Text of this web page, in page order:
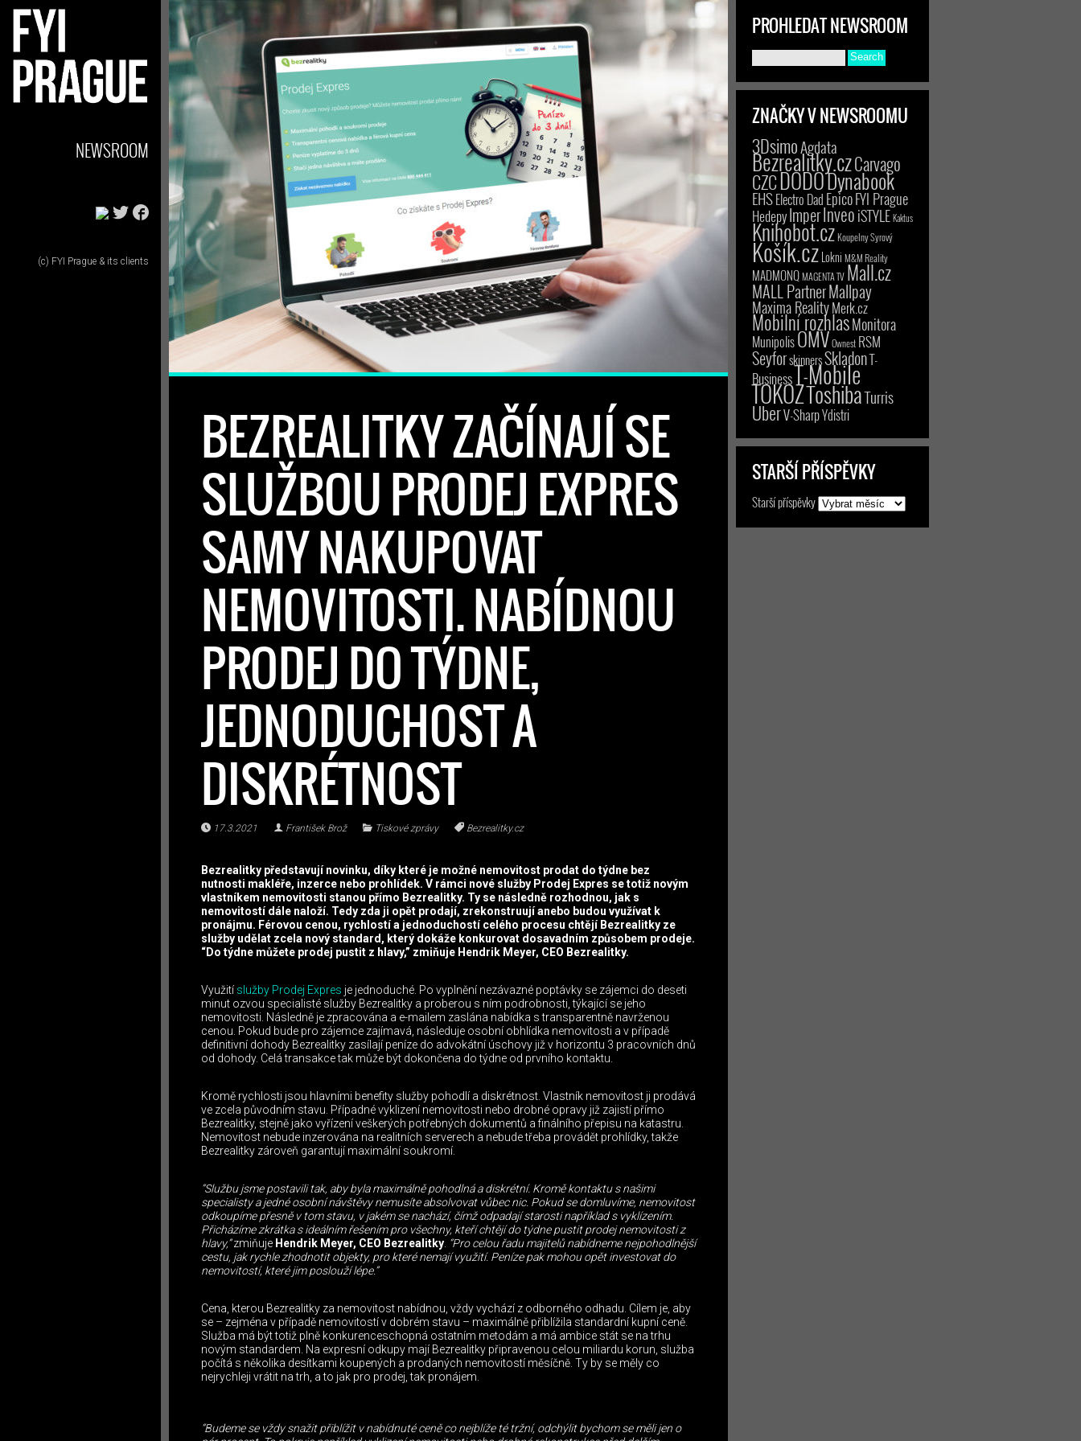
NEWSROOM
(c) FYI Prague & its clients
BEZREALITKY ZAČÍNAJÍ SE
SLUŽBOU PRODEJ EXPRES
SAMY NAKUPOVAT
NEMOVITOSTI. NABÍDNOU
PRODEJ DO TÝDNE,
JEDNODUCHOST A
DISKRÉTNOST
17.3.2021 František Brož Tiskové zprávy Bezrealitky.cz
Bezrealitky představují novinku, díky které je možné nemovitost prodat do týdne bez
nutnosti makléře, inzerce nebo prohlídek. V rámci nové služby Prodej Expres se totiž novým
vlastníkem nemovitosti stanou přímo Bezrealitky. Ty se následně rozhodnou, jak s
nemovitostí dále naloží. Tedy zda ji opět prodají, zrekonstruují anebo budou využívat k
pronájmu. Férovou cenou, rychlostí a jednoduchostí celého procesu chtějí Bezrealitky ze
služby udělat zcela nový standard, který dokáže konkurovat dosavadním způsobem prodeje.
“Do týdne můžete prodej pustit z hlavy,” zmiňuje Hendrik Meyer, CEO Bezrealitky.
Využití služby Prodej Expres je jednoduché. Po vyplnění nezávazné poptávky se zájemci do deseti
minut ozvou specialisté služby Bezrealitky a proberou s ním podrobnosti, týkající se jeho
nemovitosti. Následně je zpracována a e-mailem zaslána nabídka s transparentně navrženou
cenou. Pokud bude pro zájemce zajímavá, následuje osobní obhlídka nemovitosti a v případě
definitivní dohody Bezrealitky zasílají peníze do advokátní úschovy již v horizontu 3 pracovních dnů
od dohody. Celá transakce tak může být dokončena do týdne od prvního kontaktu.
Kromě rychlosti jsou hlavními benefity služby pohodlí a diskrétnost. Vlastník nemovitost ji prodává
ve zcela původním stavu. Případné vyklizení nemovitosti nebo drobné opravy již zajistí přímo
Bezrealitky, stejně jako vyřízení veškerých potřebných dokumentů a finálního přepisu na katastru.
Nemovitost nebude inzerována na realitních serverech a nebude třeba provádět prohlídky, takže
Bezrealitky zároveň garantují maximální soukromí.
“Službu jsme postavili tak, aby byla maximálně pohodlná a diskrétní. Kromě kontaktu s našimi
specialisty a jedné osobní návštěvy nemusíte absolvovat vůbec nic. Pokud se domluvíme, nemovitost
odkoupíme přesně v tom stavu, v jakém se nachází, čímž odpadají starosti například s vyklízením.
Přicházíme zkrátka s ideálním řešením pro všechny, kteří chtějí do týdne pustit prodej nemovitosti z
hlavy,”zmiňuje Hendrik Meyer, CEO Bezrealitky “Pro celou řadu majitelů nabídneme nejpohodlnější
cestu, jak rychle zhodnotit objekty, pro které nemají využití. Peníze pak mohou opět investovat do
nemovitostí, které jim poslouží lépe.”
Cena, kterou Bezrealitky za nemovitost nabídnou, vždy vychází z odborného odhadu. Cílem je, aby
se – zejména v případě nemovitostí v dobrém stavu – maximálně přiblížila standardní kupní ceně.
Služba má být totiž plně konkurenceschopná ostatním metodám a má ambice stát se na trhu
novým standardem. Na expresní odkupy mají Bezrealitky připravenou celou miliardu korun, služba
počítá s několika desítkami koupených a prodaných nemovitostí měsíčně. Ty by se měly co
nejrychleji vrátit na trh, a to jak pro prodej, tak pronájem.
“Budeme se vždy snažit přiblížit v nabídnuté ceně co nejblíže té tržní, odchýlit bychom se měli jen o
PROHLEDAT NEWSROOM
ZNAČKY V NEWSROOMU
3DsimoAgdata
Bezrealitky.czCarvago
CZCDODODynabook
EHSElectro Dad EpicoFYI Prague
HedepyImperInveoiSTYLEKaktus
Knihobot.czKoupelny Syrový
Košík.czLokni M&M Reality
MADMONQMAGENTA TV Mall.cz
MALL PartnerMallpay
Maxima RealityMerk.cz
Mobilní rozhlasMonitora
MunipolisOMVOwnest RSM
SeyforskinnersSkladonT-
BusinessT-Mobile
TOKOZToshibaTurris
UberV-SharpYdistri
STARŠÍ PŘÍSPĚVKY
Starší příspěvky